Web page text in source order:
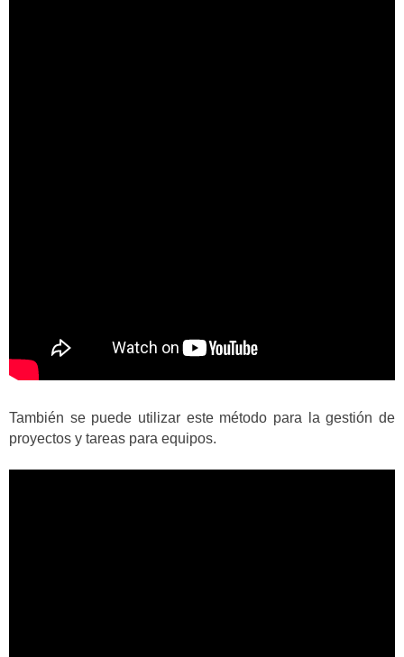
También se puede utilizar este método para la gestión de
proyectos y tareas para equipos.